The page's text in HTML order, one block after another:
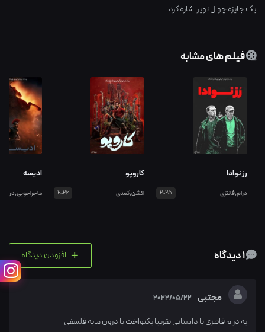
یک جایزه چوال نویر اشاره کرد.
فیلم های مشابه
رز نوادا
درام,فانتزی 2025
کاروپو
اکشن,کمدی 2026
ادیسه
ماجراجویی,درام
+ افزودن دیدگاه
مجتبی 2022/05/22
یه درام فاتنزی با داستانی تقریبا یکنواخت با درون مایه فلسفی